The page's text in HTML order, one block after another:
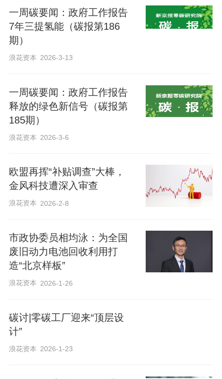
一周碳要闻：政府工作报告
7年三提氢能（碳报第186
期）
浪花资本 2026-3-13
一周碳要闻：政府工作报告
释放的绿色新信号（碳报第
185期）
浪花资本 2026-3-6
欧盟再挥“补贴调查”大棒，
金风科技遭深入审查
浪花资本 2026-2-8
市政协委员相均泳：为全国
废旧动力电池回收利用打
造“北京样板”
浪花资本 2026-1-26
碳讨|零碳工厂迎来“顶层设
计”
浪花资本 2026-1-23